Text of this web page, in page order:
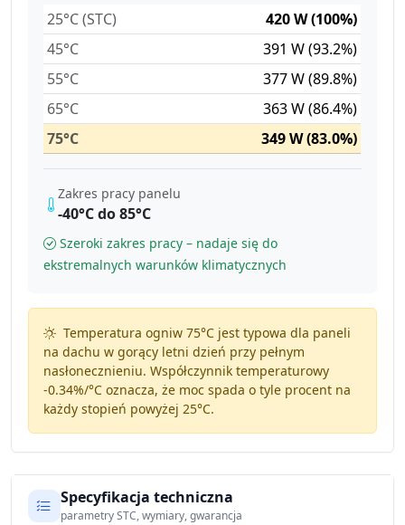
25°C (STC)
420 W (100%)
45°C
391 W (93.2%)
55°C
377 W (89.8%)
65°C
363 W (86.4%)
75°C
349 W (83.0%)
Zakres pracy panelu
-40°C do 85°C
Szeroki zakres pracy – nadaje się do
ekstremalnych warunków klimatycznych
Temperatura ogniw 75°C jest typowa dla paneli
na dachu w gorący letni dzień przy pełnym
nasłonecznieniu. Współczynnik temperaturowy
-0.34%/°Coznacza, że moc spada o tyle procent na
każdy stopień powyżej 25°C.
Specyfikacja techniczna
parametry STC, wymiary, gwarancja